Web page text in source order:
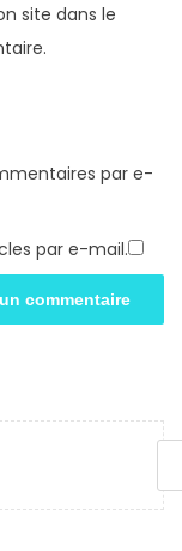
site dans le
par e-
par e-mail.